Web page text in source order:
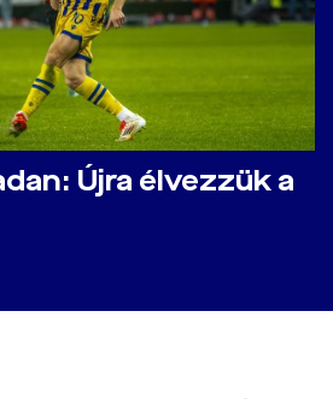
Újra élvezzük a